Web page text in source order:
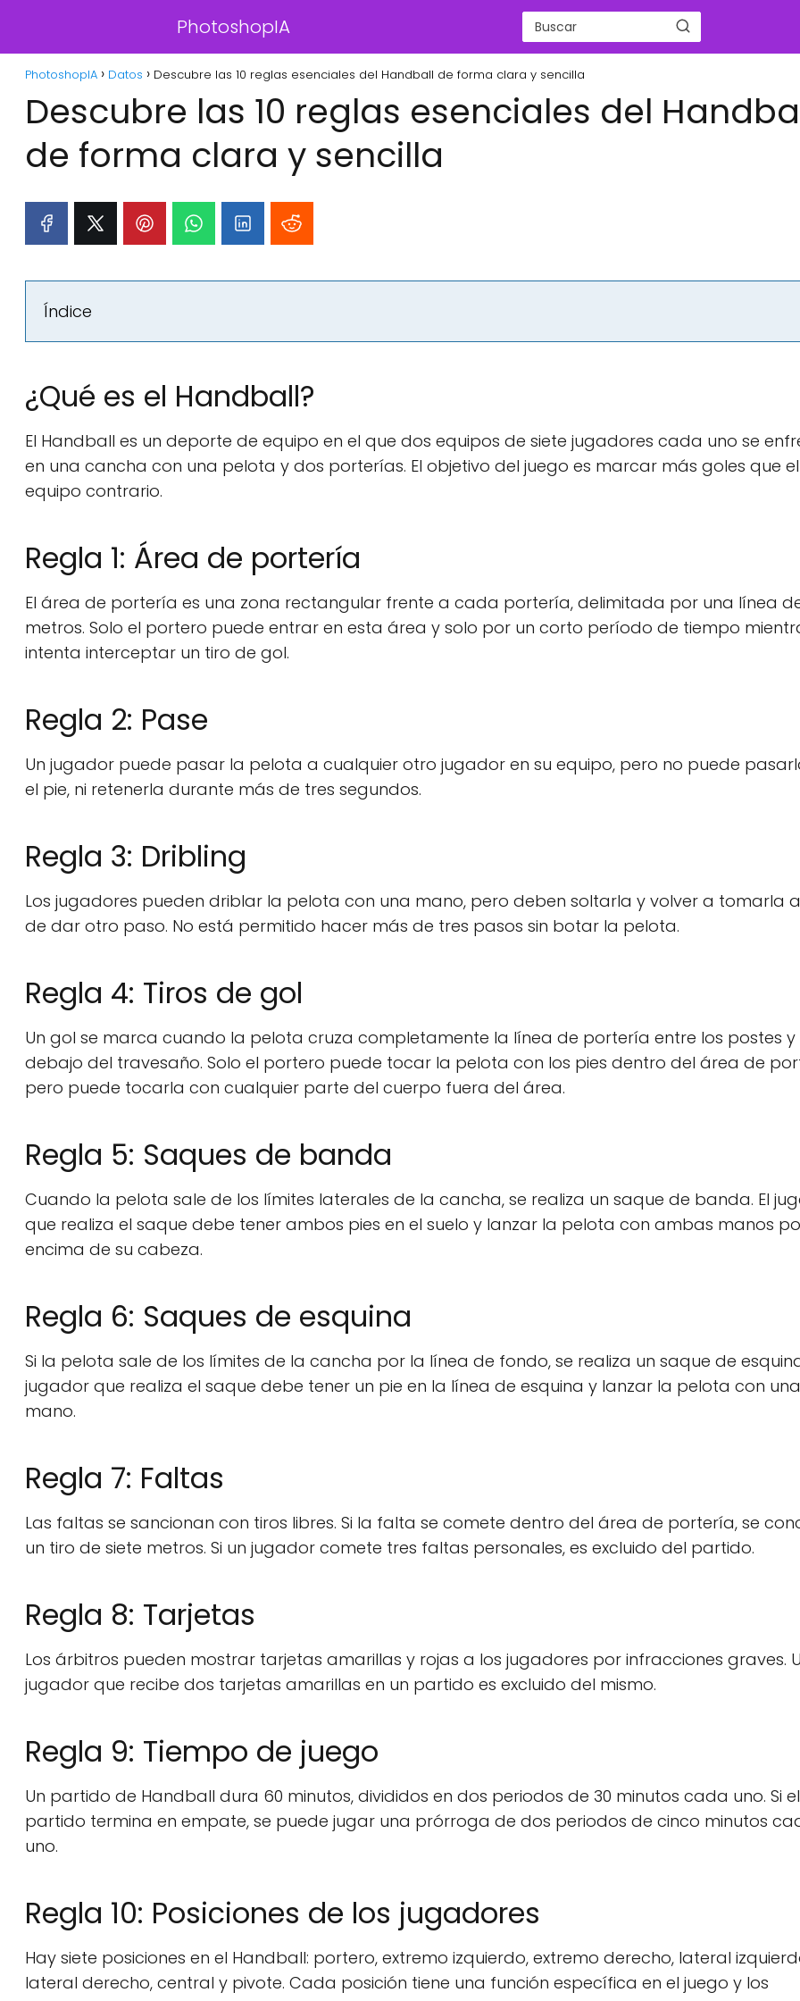
PhotoshopIA
PhotoshopIA Datos Descubre las 10 reglas esenciales del Handball de forma clara y sencilla
Descubre las 10 reglas esenciales del
de forma clara y sencilla
Índice
¿Qué es el Handball?
El Handball es un deporte de equipo en el que dos equipos de siete jugadores cada uno se
en una cancha con una pelota y dos porterías. El objetivo del juego es marcar más goles que el
equipo contrario.
Regla 1: Área de portería
El área de portería es una zona rectangular frente a cada portería, delimitada por una línea
metros. Solo el portero puede entrar en esta área y solo por un corto período de tiempo
intenta interceptar un tiro de gol.
Regla 2: Pase
Un jugador puede pasar la pelota a cualquier otro jugador en su equipo, pero no puede
el pie, ni retenerla durante más de tres segundos.
Regla 3: Dribling
Los jugadores pueden driblar la pelota con una mano, pero deben soltarla y volver a tomarla
de dar otro paso. No está permitido hacer más de tres pasos sin botar la pelota.
Regla 4: Tiros de gol
Un gol se marca cuando la pelota cruza completamente la línea de portería entre los postes
debajo del travesaño. Solo el portero puede tocar la pelota con los pies dentro del área de
pero puede tocarla con cualquier parte del cuerpo fuera del área.
Regla 5: Saques de banda
Cuando la pelota sale de los límites laterales de la cancha, se realiza un saque de banda. El
que realiza el saque debe tener ambos pies en el suelo y lanzar la pelota con ambas manos
encima de su cabeza.
Regla 6: Saques de esquina
Si la pelota sale de los límites de la cancha por la línea de fondo, se realiza un saque de
jugador que realiza el saque debe tener un pie en la línea de esquina y lanzar la pelota con una
mano.
Regla 7: Faltas
Las faltas se sancionan con tiros libres. Si la falta se comete dentro del área de portería, se
un tiro de siete metros. Si un jugador comete tres faltas personales, es excluido del partido.
Regla 8: Tarjetas
Los árbitros pueden mostrar tarjetas amarillas y rojas a los jugadores por infracciones graves.
jugador que recibe dos tarjetas amarillas en un partido es excluido del mismo.
Regla 9: Tiempo de juego
Un partido de Handball dura 60 minutos, divididos en dos periodos de 30 minutos cada uno. Si el
partido termina en empate, se puede jugar una prórroga de dos periodos de cinco minutos
uno.
Regla 10: Posiciones de los jugadores
Hay siete posiciones en el Handball: portero, extremo izquierdo, extremo derecho, lateral
lateral derecho, central y pivote. Cada posición tiene una función específica en el juego y los